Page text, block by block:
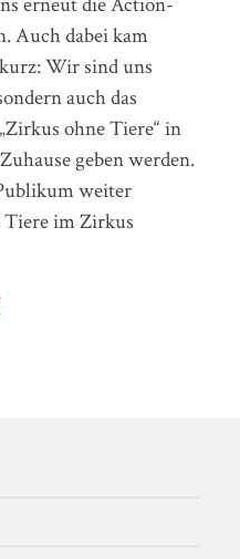
Auch dabei kam
Wir sind uns
auch das
ohne Tiere“ in
geben werden.
weiter
im Zirkus